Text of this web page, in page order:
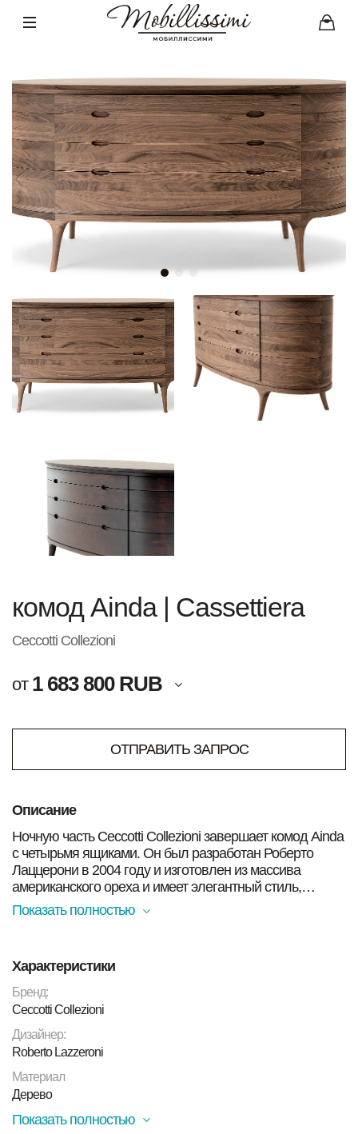
комод Ainda | Cassettiera
Ceccotti Collezioni
от 1 683 800 RUB
ОТПРАВИТЬ ЗАПРОС
Описание
Ночную часть Ceccotti Collezioni завершает комод Ainda
с четырьмя ящиками. Он был разработан Роберто
Лаццерони в 2004 году и изготовлен из массива
американского ореха и имеет элегантный стиль,
соответствующий бренду в целом. Характеризуется
легкости. В комплектацию его может дополнить
прикроватная тумбочка Ainda.
Показать полностью
Характеристики
Бренд:
Ceccotti Collezioni
Дизайнер:
Roberto Lazzeroni
Материал
Дерево
Показать полностью